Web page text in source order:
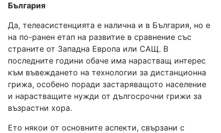
България
Да, телеасистенцията е налична и в България, но е
на по-ранен етап на развитие в сравнение със
страните от Западна Европа или САЩ. В
последните години обаче има нарастващ интерес
към въвеждането на технологии за дистанционна
грижа, особено поради застаряващото население
и нарастващите нужди от дългосрочни грижи за
възрастни хора.
Ето някои от основните аспекти, свързани с